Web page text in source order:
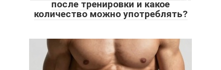
после тренировки и какое
количество можно употреблять?